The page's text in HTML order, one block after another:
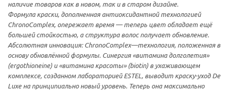
наличие товаров как в новом, так и в старом дизайне.
Формула краски, дополненная антиоксидантной технологией
ChronoComplex, опережает время — теперь цвет обладает ещё
большей стойкостью, а структура волос получает обновление.
Абсолютная инновация: ChronoComplex—технология, положенная в
основу обновлённой формулы. Синергия «витамина долголетия»
(ergothioneine) и «витамина красоты» (biotin) в ухаживающем
комплексе, созданном лабораторией ESTEL, выводит краску-уход De
Luxe на принципиально новый уровень. Теперь она максимально